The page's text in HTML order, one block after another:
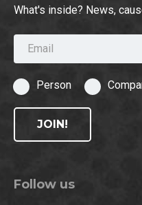
What's inside? News,
Email
Person
JOIN!
Follow us